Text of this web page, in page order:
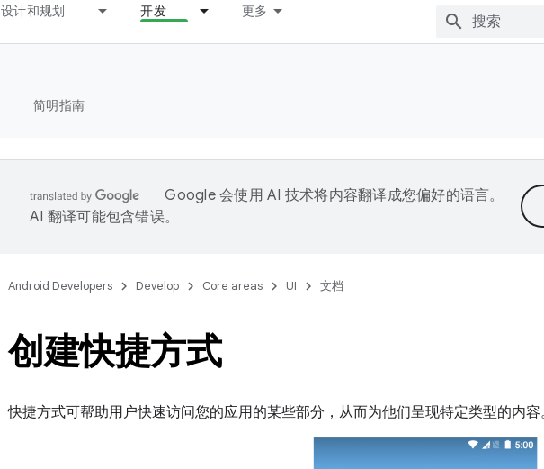
设计和规划 开发 更多
简明指南
Google 会使用 AI 技术将内容翻译成您偏好的语言。
AI 翻译可能包含错误。
Android Developers Develop Core areas UI 文档
创建快捷方式
快捷方式可帮助用户快速访问您的应用的某些部分，从而为他们呈现特定类型的内容